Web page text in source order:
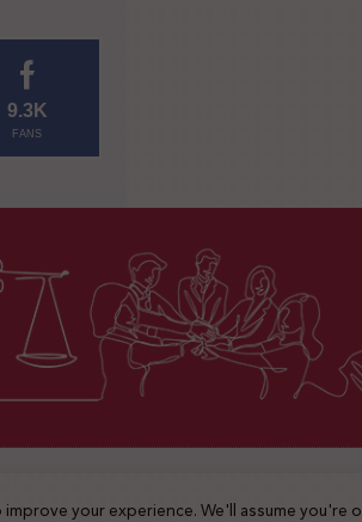
9.3K
FANS
your experience. We'll assume you're